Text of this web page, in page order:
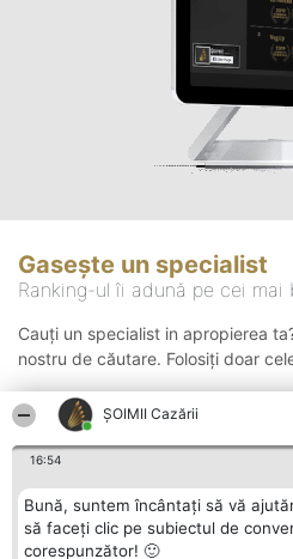
ȘOIMII Cazării
16:54
Bună, suntem încântați să vă
să faceți clic pe subiectul de
corespunzător! 🙂
Gasește un specialist
Ranking-ul îi adună pe cei
Cauți un specialist in apropierea
nostru de căutare. Folosiți doar